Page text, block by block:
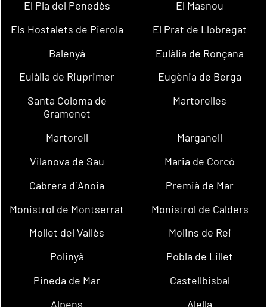
El Pla del Penedès
El Masnou
Els Hostalets de Pierola
El Prat de Llobregat
Balenyà
Eulàlia de Ronçana
Eulàlia de Riuprimer
Eugènia de Berga
Santa Coloma de
Gramenet
Martorelles
Martorell
Marganell
Vilanova de Sau
Maria de Corcó
Cabrera d´Anoia
Premià de Mar
Monistrol de Montserrat
Monistrol de Calders
Mollet del Vallès
Molins de Rei
Polinyà
Pobla de Lillet
Pineda de Mar
Castellbisbal
Alpens
Alella